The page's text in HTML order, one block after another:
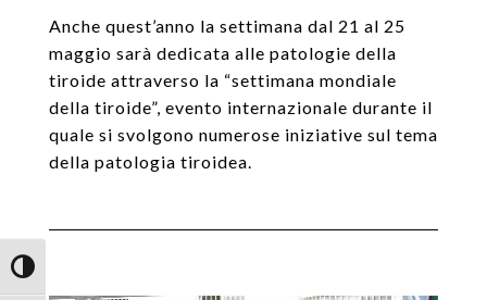
Attiva/disattiva alto contrasto
Anche quest’anno la settimana dal 21 al 25
maggio sarà dedicata alle patologie della
tiroide attraverso la “settimana mondiale
della tiroide”, evento internazionale durante il
quale si svolgono numerose iniziative sul tema
della patologia tiroidea.